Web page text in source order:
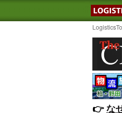
👉️な